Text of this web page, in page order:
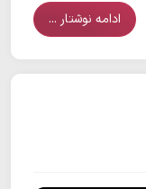
ادامه نوشتار ...